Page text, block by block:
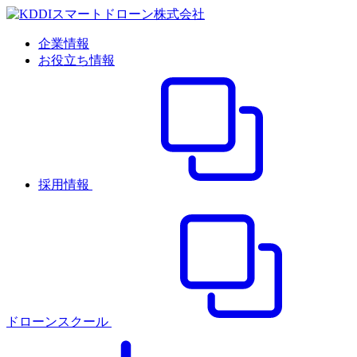
企業情報
お役立ち情報
採用情報
ドローンスクール